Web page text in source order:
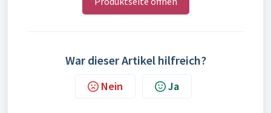
War dieser Artikel hilfreich?
Nein Ja